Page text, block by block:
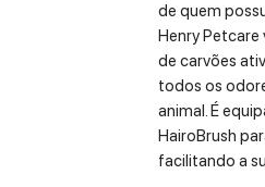
de quem
Henry
de carvões
todos os
animal. É
HairoBrush
facilitando a